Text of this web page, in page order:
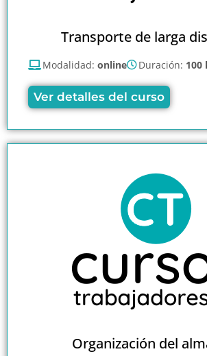
Transporte de larga
Modalidad: online Duración: 100
Ver detalles del curso
Organización del